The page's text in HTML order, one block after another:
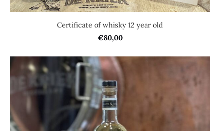
Certificate of whisky 12 year old
€80,00